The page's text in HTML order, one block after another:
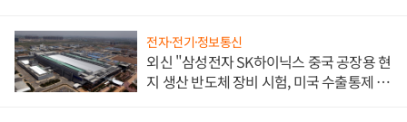
전자·전기·정보통신
외신 "삼성전자 SK하이닉스 중국 공장용 현
지 생산 반도체 장비 시험, 미국 수출통제 대